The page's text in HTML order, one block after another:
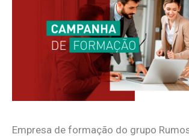
Empresa de formação do grupo